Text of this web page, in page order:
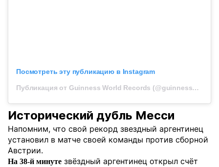
Посмотреть эту публикацию в Instagram
Публикация от Guinness World Records (@guinnessworldrecords)
Исторический дубль Месси
Напомним, что свой рекорд звездный аргентинец
установил в матче своей команды против сборной
Австрии.
На 38-й минуте звёздный аргентинец открыл счёт